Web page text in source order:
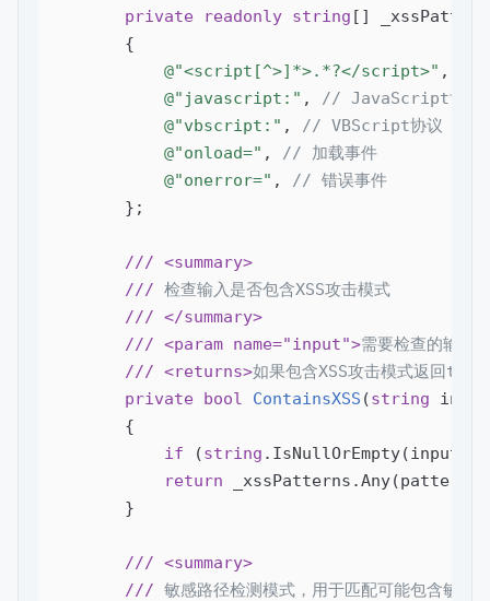
private
readonly string []
        {
@"<script[^>]*>.*?</script>" ,
@"javascript:" , // JavaScript协议
@"vbscript:" , // VBScript协议
@"onload=" , // 加载事件
@"onerror=" , // 错误事件
        };
/// <summary>
/// 检查输入是否包含XSS攻击模式
/// </summary>
/// <param name="input">需要检查的输入
/// <returns>如果包含XSS攻击模式返回
private bool ContainsXSS (string input
{
if (string .IsNullOrEmpty(input))
return _xssPatterns.Any(pattern
        }
/// <summary>
/// 敏感路径检测模式，用于匹配可能包含敏感